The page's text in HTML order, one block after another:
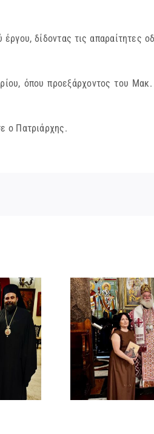
δίδοντας τις απαραίτητες
όπου προεξάρχοντος του
ο Πατριάρχης.
Τιμή